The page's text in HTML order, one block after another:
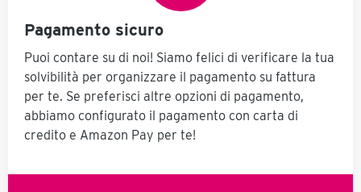
Pagamento sicuro
Puoi contare su di noi! Siamo felici di verificare la tua
solvibilità per organizzare il pagamento su fattura
per te. Se preferisci altre opzioni di pagamento,
abbiamo configurato il pagamento con carta di
credito e Amazon Pay per te!